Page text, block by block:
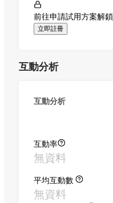
前往申請試用方案解鎖
立即註冊
互動分析
互動分析
互動率
無資料
平均互動數
無資料